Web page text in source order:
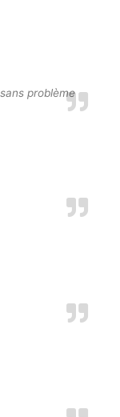
problème